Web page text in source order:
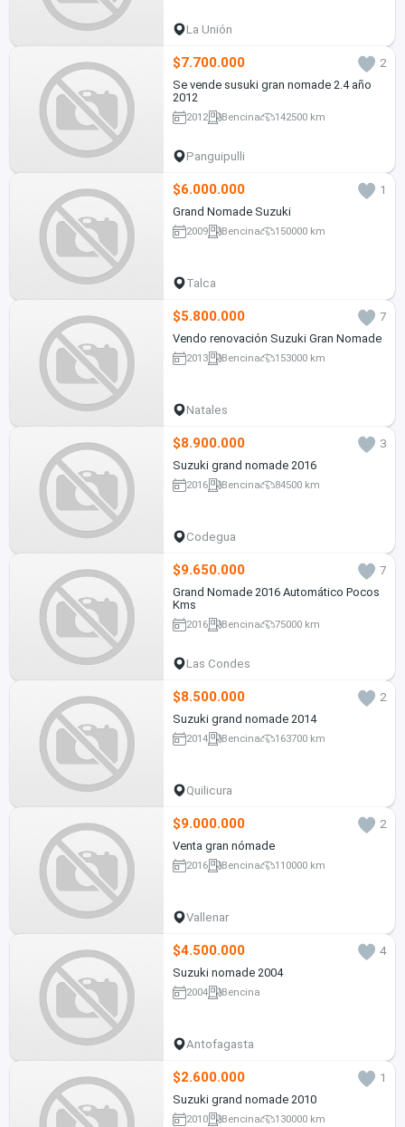
La Unión
$7.700.000
2
Se vende susuki gran nomade 2.4 año
2012
2012 Bencina 142500 km
Panguipulli
$6.000.000
1
Grand Nomade Suzuki
2009 Bencina 150000 km
Talca
$5.800.000
7
Vendo renovación Suzuki Gran Nomade
2013 Bencina 153000 km
Natales
$8.900.000
3
Suzuki grand nomade 2016
2016 Bencina 84500 km
Codegua
$9.650.000
7
Grand Nomade 2016 Automático Pocos
Kms
2016 Bencina 75000 km
Las Condes
$8.500.000
2
Suzuki grand nomade 2014
2014 Bencina 163700 km
Quilicura
$9.000.000
2
Venta gran nómade
2016 Bencina 110000 km
Vallenar
$4.500.000
4
Suzuki nomade 2004
2004 Bencina
Antofagasta
$2.600.000
1
Suzuki grand nomade 2010
2010 Bencina 130000 km